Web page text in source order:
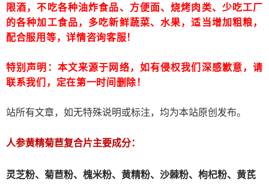
限酒，不吃各种油炸食品、方便面、烧烤肉类、少吃工厂
的各种加工食品，多吃新鲜蔬菜、水果，适当增加粗粮，
配合服用等，详情咨询客服！
特别声明：本文来源于网络，如有侵权我们深感歉意，请
联系我们，定在第一时间删除！
站所有文章，如无特殊说明或标注，均为本站原创发布。
人参黄精菊苣复合片主要成分：
灵芝粉、 菊苣粉、 槐米粉、 黄精粉、沙棘粉、枸杞粉、黄芪